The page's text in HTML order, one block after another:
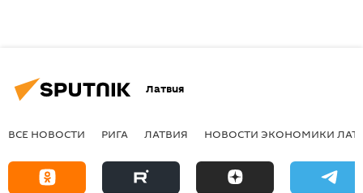
Латвия
ВСЕ НОВОСТИ РИГА ЛАТВИЯ НОВОСТИ ЭКОНОМИКИ